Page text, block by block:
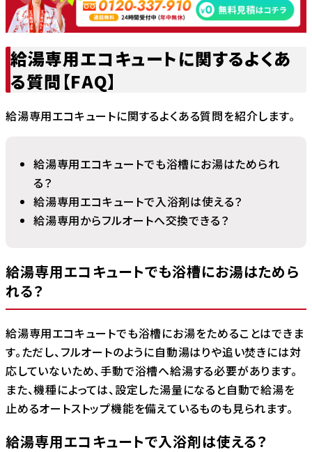
給湯専用エコキュートに関するよくあ
る質問【FAQ】
給湯専用エコキュートに関するよくある質問を紹介します。
給湯専用エコキュートでも浴槽にお湯はためられ
る？
給湯専用エコキュートで入浴剤は使える？
給湯専用からフルオートへ交換できる？
給湯専用エコキュートでも浴槽にお湯はためら
れる？
給湯専用エコキュートでも浴槽にお湯をためることはできま
す。ただし、フルオートのように自動湯はりや追い焚きには対
応していないため、手動で浴槽へ給湯する必要があります。
また、機種によっては、設定した湯量になると自動で給湯を
止めるオートストップ機能を備えているものも見られます。
給湯専用エコキュートで入浴剤は使える？